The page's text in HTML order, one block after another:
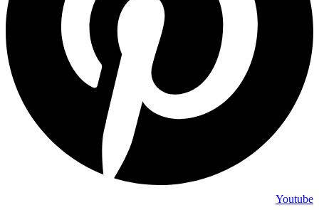
Youtube